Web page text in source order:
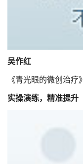
吴作红
《青光眼的微创治疗》
实操演练，精准提升